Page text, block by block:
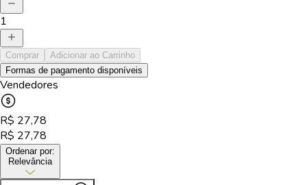
1
Comprar
Adicionar ao Carrinho
Formas de pagamento disponíveis
Vendedores
R$ 27,78
R$ 27,78
Ordenar por:
Relevância